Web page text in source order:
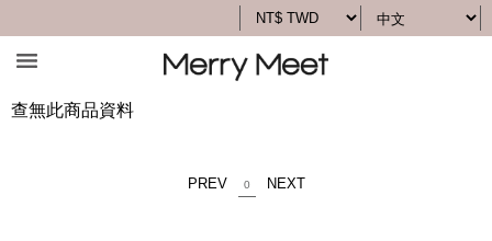
查無此商品資料
PREV 0 NEXT